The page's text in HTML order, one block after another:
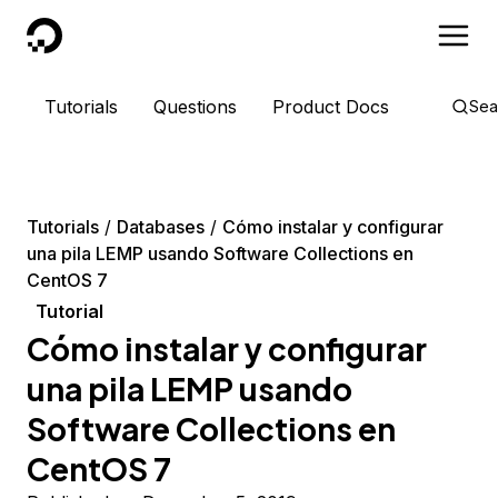
DigitalOcean
Tutorials Questions Product Docs
Tutorials Databases
Cómo instalar y configurar
una pila LEMP usando Software Collections en
CentOS 7
Tutorial
Cómo instalar y configurar
una pila LEMP usando
Software Collections en
CentOS 7